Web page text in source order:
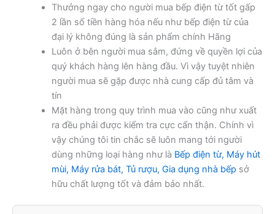
Thưởng ngay cho người mua bếp điện từ tốt gấp
2 lần số tiền hàng hóa nếu như bếp điện từ của
đại lý không đúng là sản phẩm chính Hãng
Luôn ở bên người mua sắm, đứng về quyền lợi của
quý khách hàng lên hàng đầu. Vì vậy tuyệt nhiên
người mua sẽ gặp được nhà cung cấp đủ tâm và
tín
Mặt hàng trong quy trình mua vào cũng như xuất
ra đều phải được kiểm tra cực cẩn thận. Chính vì
vậy chúng tôi tin chắc sẽ luôn mang tới người
dùng những loại hàng như là Bếp điện từ, Máy hút
mùi, Máy rửa bát, Tủ rượu, Gia dụng nhà bếp sở
hữu chất lượng tốt và đảm bảo nhất.